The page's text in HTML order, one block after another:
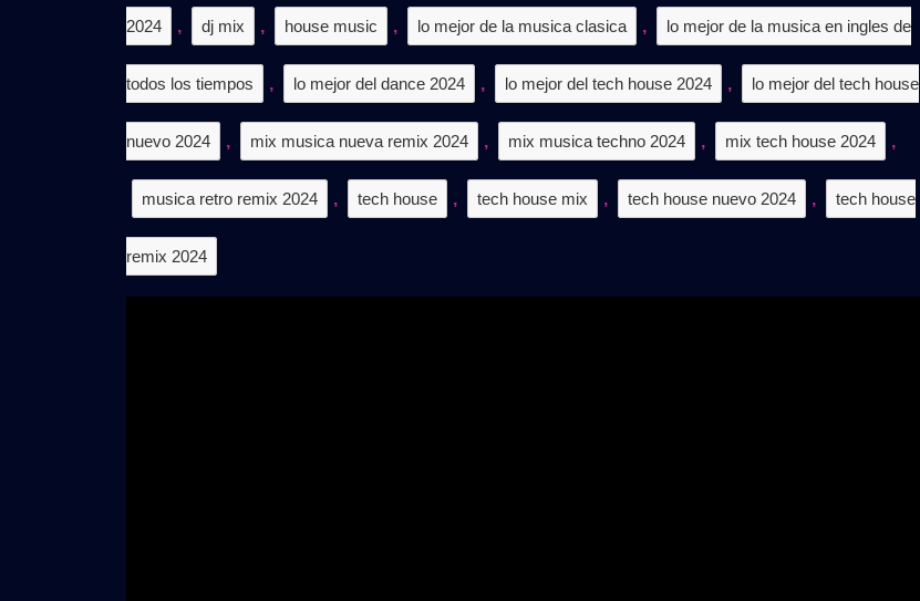
𝐆𝐑𝐀𝐓𝐈𝐒
2024 , dj mix , house music , lo mejor de la musica clasica , lo mejor de la musica en ingles de
todos los tiempos , lo mejor del dance 2024 , lo mejor del tech house 2024 , lo mejor del tech house
nuevo 2024 , mix musica nueva remix 2024 , mix musica techno 2024 , mix tech house 2024 ,
musica retro remix 2024 , tech house , tech house mix , tech house nuevo 2024 , tech house
remix 2024